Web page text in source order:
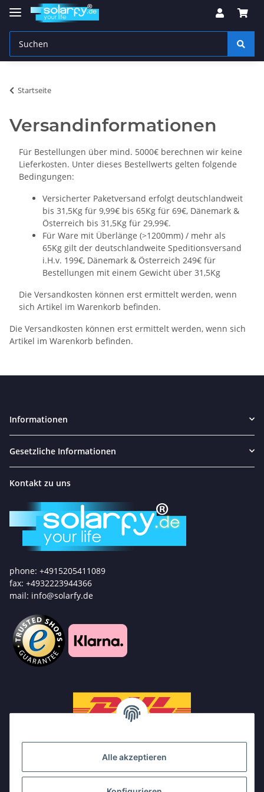
Alle akzeptieren
Startseite
Versandinformationen
Für Bestellungen über mind. 5000€ berechnen wir keine
Lieferkosten. Unter dieses Bestellwerts gelten folgende
Bedingungen:
Versicherter Paketversand erfolgt deutschlandweit
bis 31,5Kg für 9,99€ bis 65Kg für 69€, Dänemark &
Österreich bis 31,5Kg für 29,99€.
Für Ware mit Überlänge (>1200mm) / mehr als
65Kg gilt der deutschlandweite Speditionsversand
i.H.v. 199€, Dänemark & Österreich 249€ für
Bestellungen mit einem Gewicht über 31,5Kg
Die Versandkosten können erst ermittelt werden, wenn
sich Artikel im Warenkorb befinden.
Die Versandkosten können erst ermittelt werden, wenn sich
Artikel im Warenkorb befinden.
Informationen
Gesetzliche Informationen
Kontakt zu uns
phone: +4915205411089
fax: +4932223944366
mail: info@solarfy.de